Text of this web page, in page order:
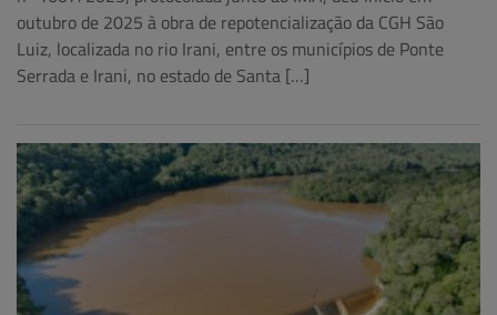
outubro de 2025 à obra de repotencialização da CGH São
Luiz, localizada no rio Irani, entre os municípios de Ponte
Serrada e Irani, no estado de Santa […]